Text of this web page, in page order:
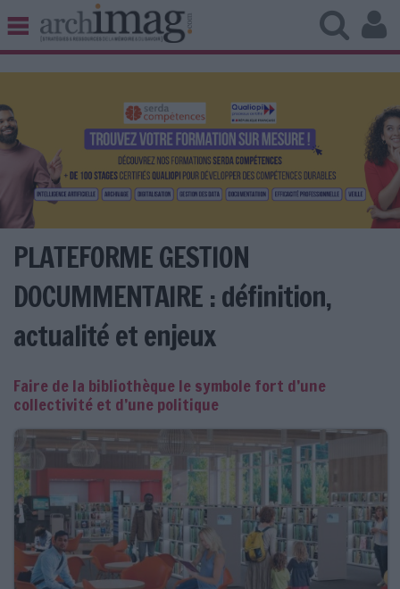
BIBLIOTHÈQUE ÉDITION
UNIVERS DATA
TRAVAIL COLLABORATIF
VIE NUMÉRIQUE
NUMÉRIQUE RESPONSABLE
LES DOSSIERS
LE MAGAZINE
LES GUIDES PRATIQUES
LES BASES DE DONNÉES
L'AGENDA
L'ANNUAIRE DES ACTEURS
LES LIVRES BLANCS
LES SUPPLÉMENTS
PLATEFORME GESTION
DOCUMMENTAIRE : définition,
actualité et enjeux
Faire de la bibliothèque le symbole fort d’une
collectivité et d’une politique